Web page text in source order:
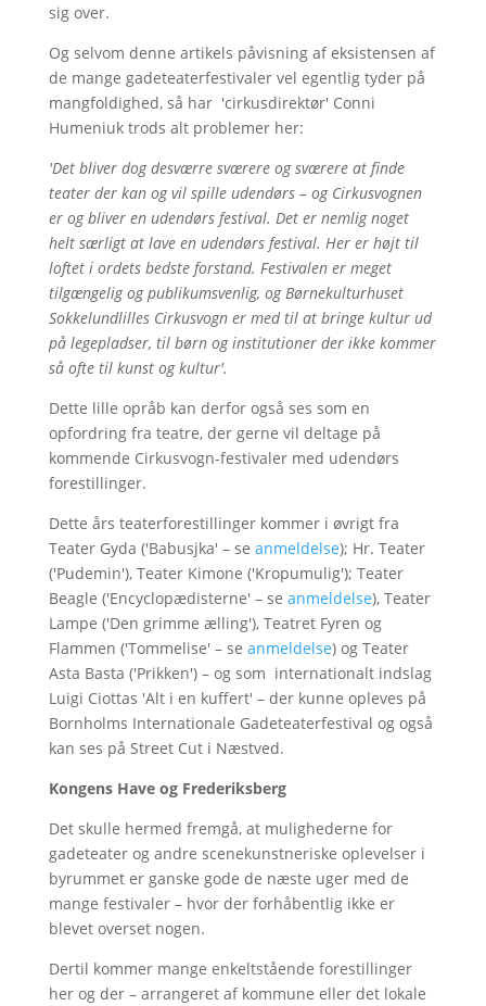
sig over.
Og selvom denne artikels påvisning af eksistensen af
de mange gadeteaterfestivaler vel egentlig tyder på
mangfoldighed, så har 'cirkusdirektør' Conni
Humeniuk trods alt problemer her:
'Det bliver dog desværre sværere og sværere at finde
teater der kan og vil spille udendørs – og Cirkusvognen
er og bliver en udendørs festival. Det er nemlig noget
helt særligt at lave en udendørs festival. Her er højt til
loftet i ordets bedste forstand. Festivalen er meget
tilgængelig og publikumsvenlig, og Børnekulturhuset
Sokkelundlilles Cirkusvogn er med til at bringe kultur ud
på legepladser, til børn og institutioner der ikke kommer
så ofte til kunst og kultur'.
Dette lille opråb kan derfor også ses som en
opfordring fra teatre, der gerne vil deltage på
kommende Cirkusvogn-festivaler med udendørs
forestillinger.
Dette års teaterforestillinger kommer i øvrigt fra
Teater Gyda ('Babusjka' – se anmeldelse); Hr. Teater
('Pudemin'), Teater Kimone ('Kropumulig'); Teater
Beagle ('Encyclopædisterne' – se anmeldelse), Teater
Lampe ('Den grimme ælling'), Teatret Fyren og
Flammen ('Tommelise' – se anmeldelse) og Teater
Asta Basta ('Prikken') – og som internationalt indslag
Luigi Ciottas 'Alt i en kuffert' – der kunne opleves på
Bornholms Internationale Gadeteaterfestival og også
kan ses på Street Cut i Næstved.
Kongens Have og Frederiksberg
Det skulle hermed fremgå, at mulighederne for
gadeteater og andre scenekunstneriske oplevelser i
byrummet er ganske gode de næste uger med de
mange festivaler – hvor der forhåbentlig ikke er
blevet overset nogen.
Dertil kommer mange enkeltstående forestillinger
her og der – arrangeret af kommune eller det lokale